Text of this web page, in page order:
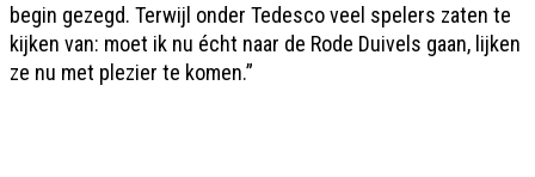
begin gezegd. Terwijl onder Tedesco veel spelers zaten te
kijken van: moet ik nu écht naar de Rode Duivels gaan, lijken
ze nu met plezier te komen.”